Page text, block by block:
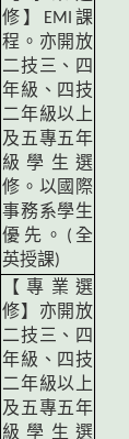
修】EMI課
程。亦開放
二技三、四
年級、四技
二年級以上
及五專五年
級學生選
修。以國際
事務系學生
優先。(全
英授課)
【專業選
修】亦開放
二技三、四
年級、四技
二年級以上
及五專五年
級學生選